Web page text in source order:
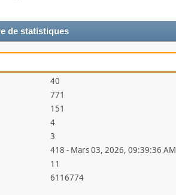
de statistiques
40
771
151
4
3
418 - Mars 03, 2026, 09:39:36 AM
11
6116774